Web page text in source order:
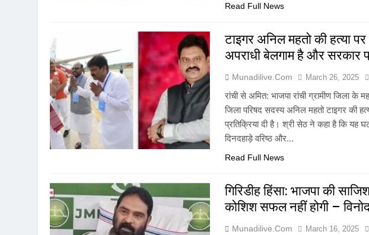
Read Full News
टाइगर अनिल महतो की हत्या
अपराधी बेलगाम है और सरकार
Munadilive.com March 26, 2025
रांची से अमित: भाजपा रांची ग्रामीण जिला के
जिला परिषद सदस्य अनिल महतो टाइगर की
प्रतिक्रिया दी है। श्री सेठ ने कहा है कि यह
दिनदहाड़े वरिष्ठ और…
Read Full News
गिरिडीह हिंसा: भाजपा की
कोशिश सफल नहीं होगी –
Munadilive.com March 16, 2025